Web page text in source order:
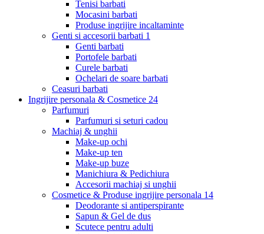
Tenisi barbati
Mocasini barbati
Produse ingrijire incaltaminte
Genti si accesorii barbati 1
Genti barbati
Portofele barbati
Curele barbati
Ochelari de soare barbati
Ceasuri barbati
Ingrijire personala & Cosmetice 24
Parfumuri
Parfumuri si seturi cadou
Machiaj & unghii
Make-up ochi
Make-up ten
Make-up buze
Manichiura & Pedichiura
Accesorii machiaj si unghii
Cosmetice & Produse ingrijire personala 14
Deodorante si antiperspirante
Sapun & Gel de dus
Scutece pentru adulti